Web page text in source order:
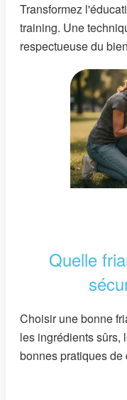
Transformez
training. Une
respectueuse du
Quelle
Choisir une bonne
les ingrédients sûrs,
bonnes pratiques de